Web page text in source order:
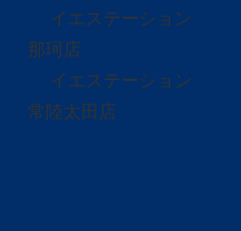
イエステーション
那珂店
イエステーション
常陸太田店